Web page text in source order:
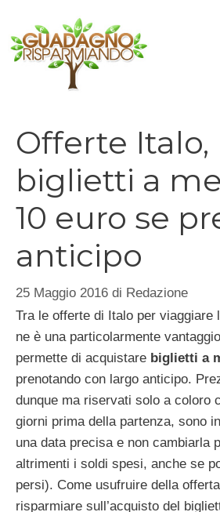
contenuto
Offerte Italo,
biglietti a
10 euro se
anticipo
25 Maggio 2016 di Redazione
Tra le offerte di Italo per viaggiare
ne è una particolarmente
permette di acquistare biglietti a
prenotando con largo anticipo.
dunque ma riservati solo a coloro
giorni prima della partenza, sono
una data precisa e non cambiarla
altrimenti i soldi spesi, anche se
persi). Come usufruire della
risparmiare sull’acquisto del